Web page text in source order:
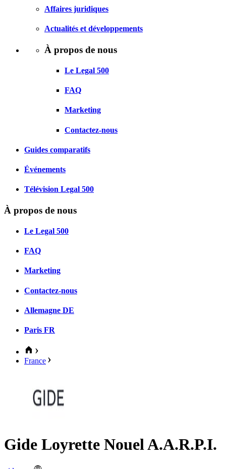
Affaires juridiques
Actualités et développements
À propos de nous
Le Legal 500
FAQ
Marketing
Contactez-nous
Guides comparatifs
Événements
Télévision Legal 500
À propos de nous
Le Legal 500
FAQ
Marketing
Contactez-nous
Allemagne DE
Paris FR
France
Gide Loyrette Nouel A.A.R.P.I.